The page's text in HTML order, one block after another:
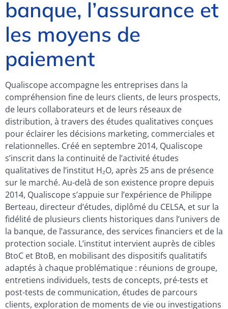
banque, l’assurance et
les moyens de
paiement
Qualiscope accompagne les entreprises dans la
compréhension fine de leurs clients, de leurs prospects,
de leurs collaborateurs et de leurs réseaux de
distribution, à travers des études qualitatives conçues
pour éclairer les décisions marketing, commerciales et
relationnelles. Créé en septembre 2014, Qualiscope
s’inscrit dans la continuité de l’activité études
qualitatives de l’institut H₂O, après 25 ans de présence
sur le marché. Au-delà de son existence propre depuis
2014, Qualiscope s’appuie sur l’expérience de Philippe
Berteau, directeur d’études, diplômé du CELSA, et sur la
fidélité de plusieurs clients historiques dans l’univers de
la banque, de l’assurance, des services financiers et de la
protection sociale. L’institut intervient auprès de cibles
BtoC et BtoB, en mobilisant des dispositifs qualitatifs
adaptés à chaque problématique : réunions de groupe,
entretiens individuels, tests de concepts, pré-tests et
post-tests de communication, études de parcours
clients, exploration de moments de vie ou investigations